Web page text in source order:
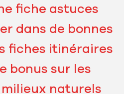
fiche astuces
dans de bonnes
fiches itinéraires
bonus sur les
naturels